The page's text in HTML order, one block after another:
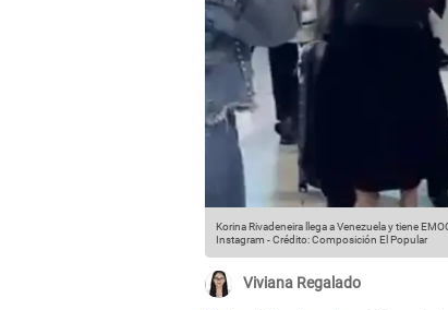
Korina Rivadeneira llega a Venezuela y tiene
Instagram -Crédito: Composición El Popular
Viviana Regalado